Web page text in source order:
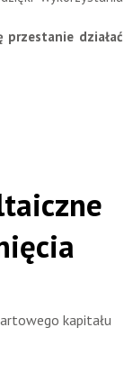
działać
kapitału